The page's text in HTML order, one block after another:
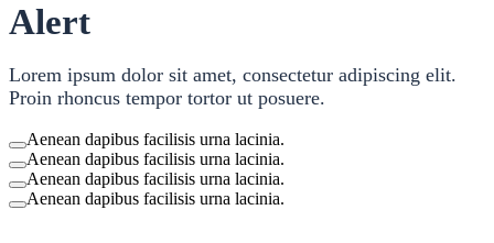
Alert
Lorem ipsum dolor sit amet, consectetur adipiscing elit.
Proin rhoncus tempor tortor ut posuere.
Aenean dapibus facilisis urna lacinia.
Aenean dapibus facilisis urna lacinia.
Aenean dapibus facilisis urna lacinia.
Aenean dapibus facilisis urna lacinia.